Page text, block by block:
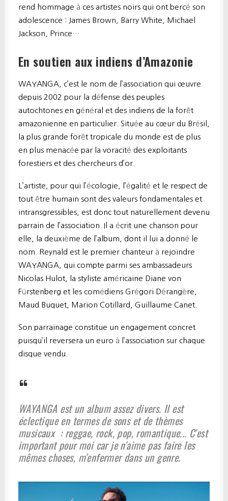
rend hommage à ces artistes noirs qui ont bercé son
adolescence : James Brown, Barry White, Michael
Jackson, Prince…
En soutien aux indiens d’Amazonie
WAYANGA, c’est le nom de l’association qui œuvre
depuis 2002 pour la défense des peuples
autochtones en général et des indiens de la forêt
amazonienne en particulier. Située au cœur du Brésil,
la plus grande forêt tropicale du monde est de plus
en plus menacée par la voracité des exploitants
forestiers et des chercheurs d’or.
L’artiste, pour qui l’écologie, l’égalité et le respect de
tout être humain sont des valeurs fondamentales et
intransgressibles, est donc tout naturellement devenu
parrain de l’association. Il a écrit une chanson pour
elle, la deuxième de l’album, dont il lui a donné le
nom. Reynald est le premier chanteur à rejoindre
WAYANGA, qui compte parmi ses ambassadeurs
Nicolas Hulot, la styliste américaine Diane von
Fürstenberg et les comédiens Grégori Dérangère,
Maud Buquet, Marion Cotillard, Guillaume Canet.
Son parrainage constitue un engagement concret
puisqu’il reversera un euro à l’association sur chaque
disque vendu.
WAYANGA est un album assez divers. Il est
éclectique en termes de sons et de thèmes
musicaux : reggae, rock, pop, romantique... C'est
important pour moi car je n'aime pas faire les
mêmes choses, m'enfermer dans un genre.